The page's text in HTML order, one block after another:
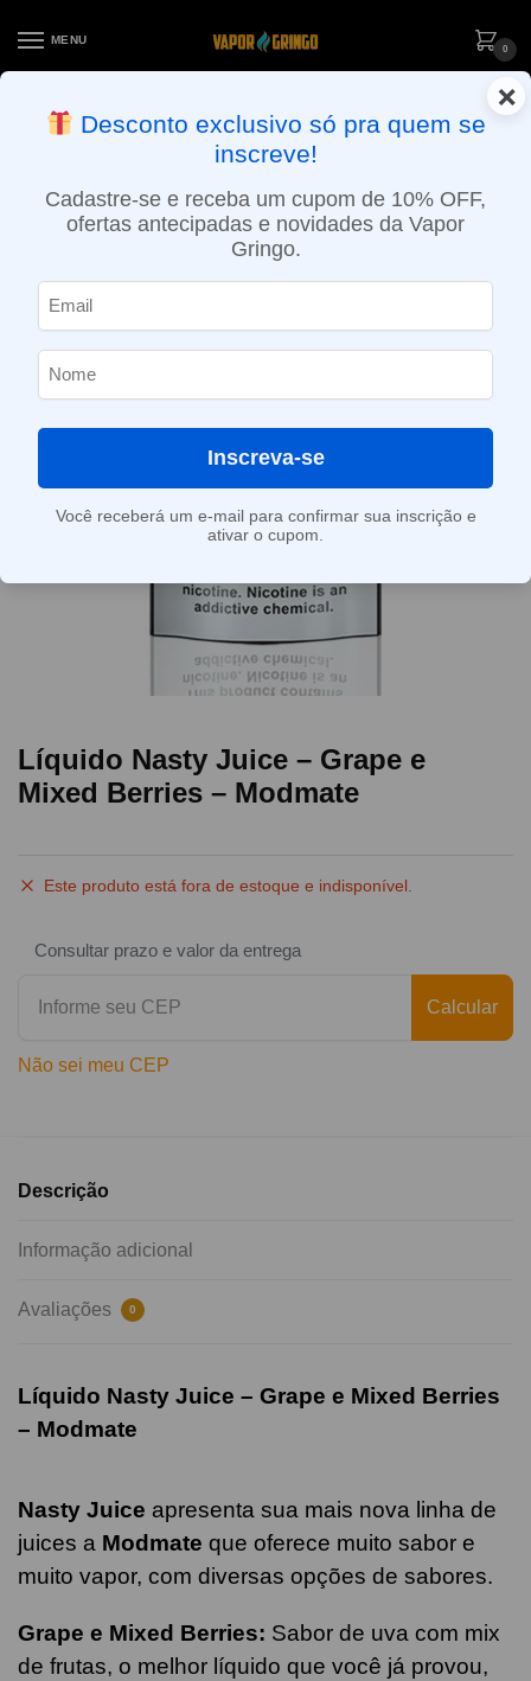
MENU
0
ENTREGA NO MESMO DIA EM SÃO PAULO (SEG A SEX): PEDIDOS
APROVADOS ATÉ 15:30 VIA MOTOBOY
Líquido Nasty Juice – Grape e
Mixed Berries – Modmate
Este produto está fora de estoque e indisponível.
Consultar prazo e valor da entrega
Calcular
Não sei meu CEP
Descrição
Informação adicional
Avaliações 0
Líquido Nasty Juice – Grape e Mixed Berries
– Modmate
Nasty Juice apresenta sua mais nova linha de
juices a Modmate que oferece muito sabor e
muito vapor, com diversas opções de sabores.
Grape e Mixed Berries: Sabor de uva com mix
de frutas, o melhor líquido que você já provou,
×
Desconto exclusivo só pra quem se
inscreve!
Cadastre-se e receba um cupom de 10% OFF,
ofertas antecipadas e novidades da Vapor
Gringo.
Inscreva-se
Você receberá um e-mail para confirmar sua inscrição e
ativar o cupom.